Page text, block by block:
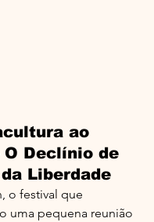
ao
O Declínio de
Liberdade
o festival que
uma pequena reunião